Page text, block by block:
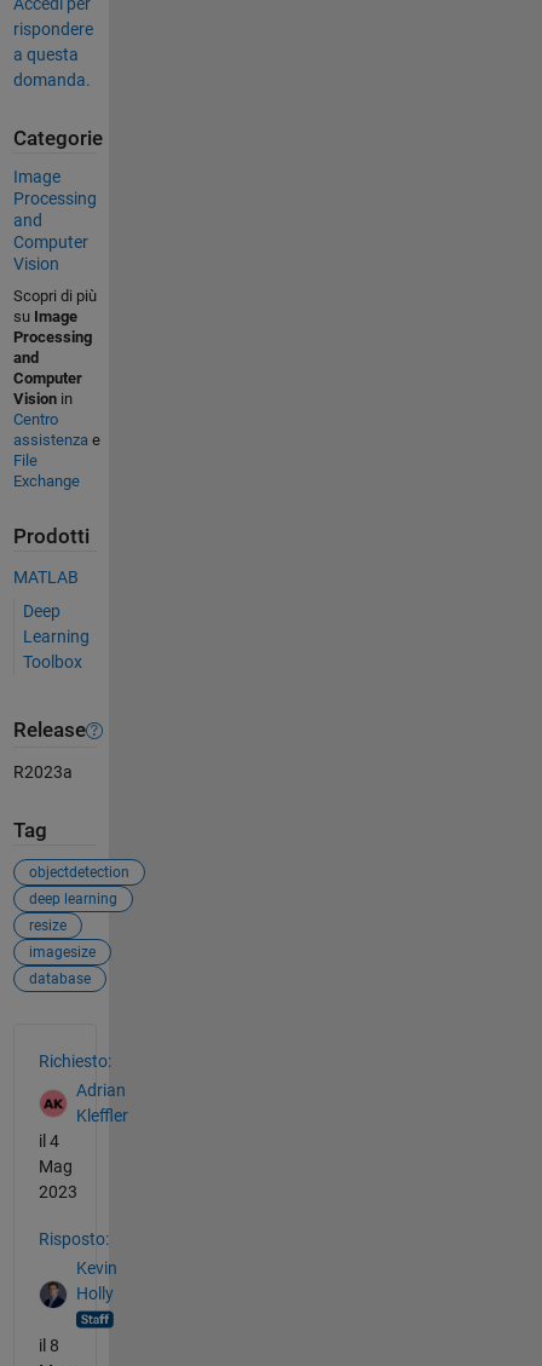
rispondere
a questa
domanda.
Categorie
Image
Processing
and
Computer
Vision
Scopri di più
su Image
Processing
and
Computer
Visionin
Centro
assistenzae
File
Exchange
Prodotti
MATLAB
Deep
Learning
Toolbox
Release
R2023a
Tag
objectdetection
deep learning
resize
imagesize
database
Richiesto:
Adrian
Kleffler
il 4
Mag
2023
Risposto:
Kevin
Holly
il 8